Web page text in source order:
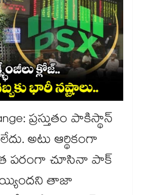
ప్రస్తుతం పాకిస్థాన్
అటు ఆర్థికంగా
పరంగా చూసినా పాక్
తాజా